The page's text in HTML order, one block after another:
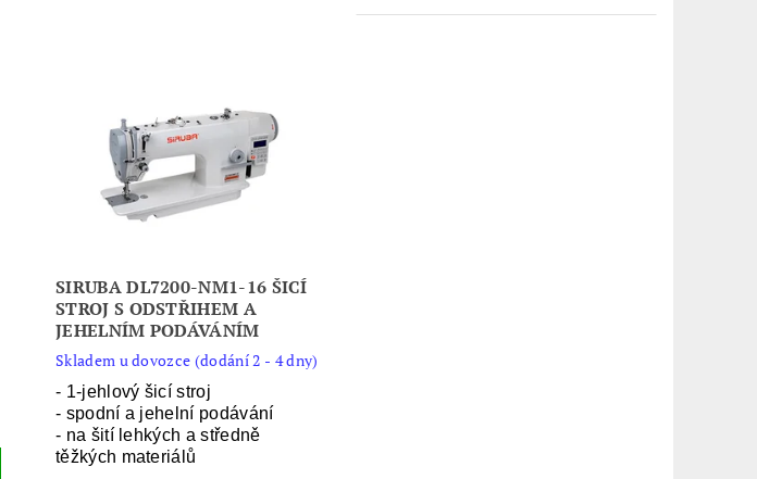
SIRUBA DL7200-NM1-16 ŠICÍ
STROJ S ODSTŘIHEM A
JEHELNÍM PODÁVÁNÍM
Skladem u dovozce (dodání 2 - 4 dny)
- 1-jehlový šicí stroj
- spodní a jehelní podávání
- na šití lehkých a středně
těžkých materiálů